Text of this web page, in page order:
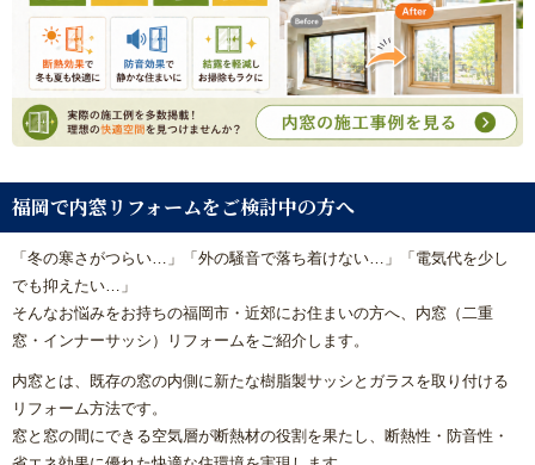
福岡で内窓リフォームをご検討中の方へ
「冬の寒さがつらい…」「外の騒音で落ち着けない…」「電気代を少し
でも抑えたい…」
そんなお悩みをお持ちの福岡市・近郊にお住まいの方へ、内窓（二重
窓・インナーサッシ）リフォームをご紹介します。
内窓とは、既存の窓の内側に新たな樹脂製サッシとガラスを取り付ける
リフォーム方法です。
窓と窓の間にできる空気層が断熱材の役割を果たし、断熱性・防音性・